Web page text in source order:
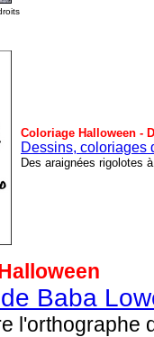
Coloriage Halloween -
Dessins, coloriages
Des araignées rigolotes
Baba
l'orthographe